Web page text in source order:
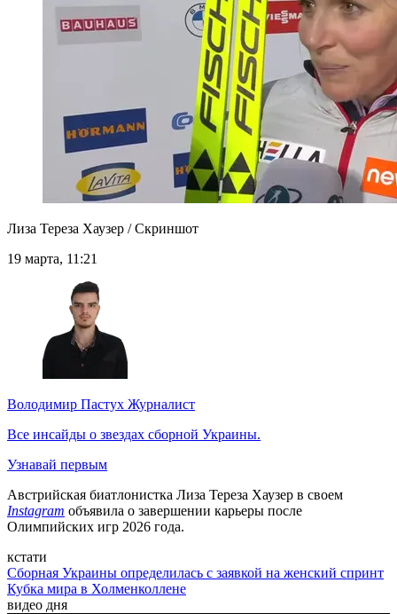
Лиза Тереза Хаузер / Скриншот
19 марта, 11:21
Володимир Пастух Журналист
Все инсайды о звездах сборной Украины.
Узнавай первым
Австрийская биатлонистка Лиза Тереза Хаузер в своем
Instagram объявила о завершении карьеры после
Олимпийских игр 2026 года.
кстати
Сборная Украины определилась с заявкой на женский спринт
Кубка мира в Холменколлене
видео дня